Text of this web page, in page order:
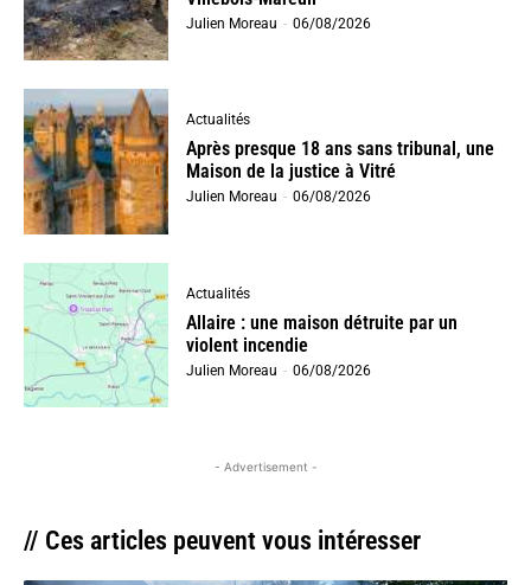
Julien Moreau - 06/08/2026
Actualités
Après presque 18 ans sans tribunal, une
Maison de la justice à Vitré
Julien Moreau - 06/08/2026
Actualités
Allaire : une maison détruite par un
violent incendie
Julien Moreau - 06/08/2026
- Advertisement -
// Ces articles peuvent vous intéresser